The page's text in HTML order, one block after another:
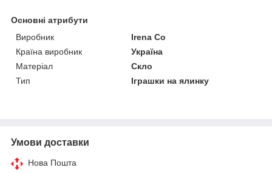
Основні атрибути
Виробник
Irena Co
Країна виробник
Україна
Матеріал
Скло
Тип
Іграшки на ялинку
Умови доставки
Нова Пошта